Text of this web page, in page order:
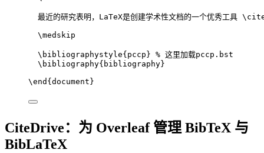
最近的研究表明，LaTeX是创建学术性文档的一个优秀工具
\medskip
\bibliographystyle{pccp} % 这里加载pccp.bst
\bibliography{bibliography}
\end { document }
CiteDrive：为 Overleaf 管理 BibTeX 与
BibLaTeX